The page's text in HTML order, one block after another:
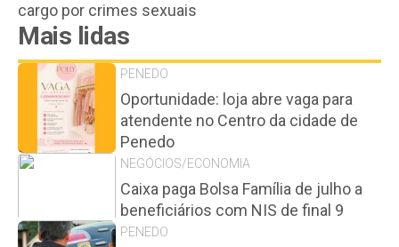
cargo por crimes sexuais
Mais lidas
PENEDO
Oportunidade: loja abre vaga para
atendente no Centro da cidade de
Penedo
NEGÓCIOS/ECONOMIA
Caixa paga Bolsa Família de julho a
beneficiários com NIS de final 9
PENEDO